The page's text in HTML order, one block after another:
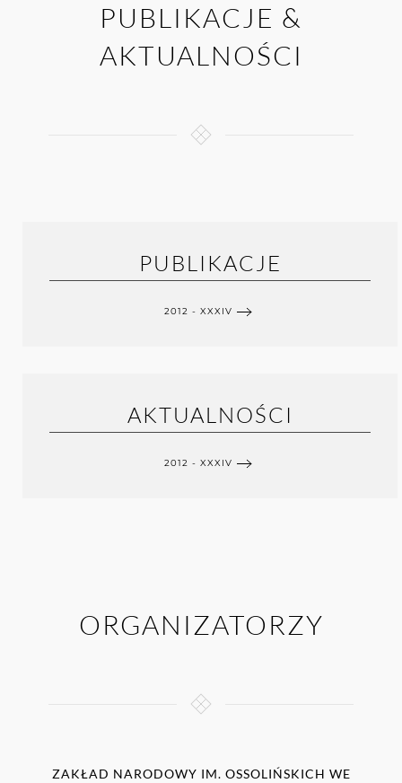
PUBLIKACJE &
AKTUALNOŚCI
PUBLIKACJE
2012 - XXXIV
AKTUALNOŚCI
2012 - XXXIV
ORGANIZATORZY
ZAKŁAD NARODOWY IM. OSSOLIŃSKICH WE